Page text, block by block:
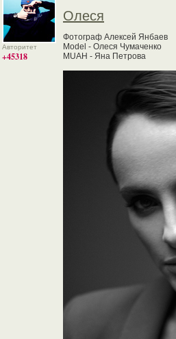
Авторитет
+45318
Олеся
Фотограф Алексей Янбаев
Model - Олеся Чумаченко
MUAH - Яна Петрова